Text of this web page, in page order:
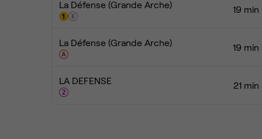
La Défense (Grande Arche) 19
La Défense (Grande Arche) 19
LA DEFENSE
21